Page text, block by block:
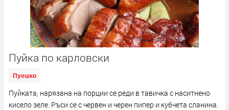
Пуйка по карловски
Пуешко
Пуйката, нарязана на порции се реди в тавичка с наситнено
кисело зеле. Ръси се с червен и черен пипер и кубчета сланина.